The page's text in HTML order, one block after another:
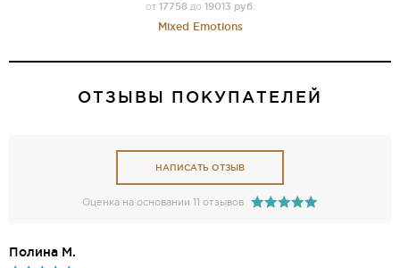
от 17758до 19013 руб.
Mixed Emotions
ОТЗЫВЫ ПОКУПАТЕЛЕЙ
НАПИСАТЬ ОТЗЫВ
Оценка на основании 11 отзывов
Полина М.